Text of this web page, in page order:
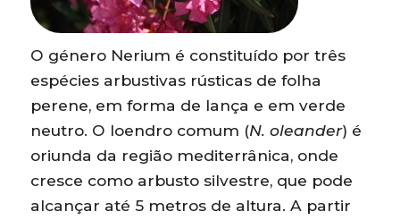
O género Nerium é constituído por três
espécies arbustivas rústicas de folha
perene, em forma de lança e em verde
neutro. O loendro comum (N. oleander) é
oriunda da região mediterrânica, onde
cresce como arbusto silvestre, que pode
alcançar até 5 metros de altura. A partir